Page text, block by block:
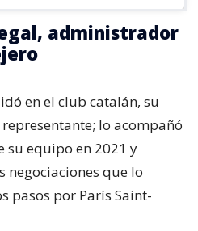
administrador
en el club catalán, su
lo acompañó
su equipo en 2021 y
que lo
pasos por París Saint-